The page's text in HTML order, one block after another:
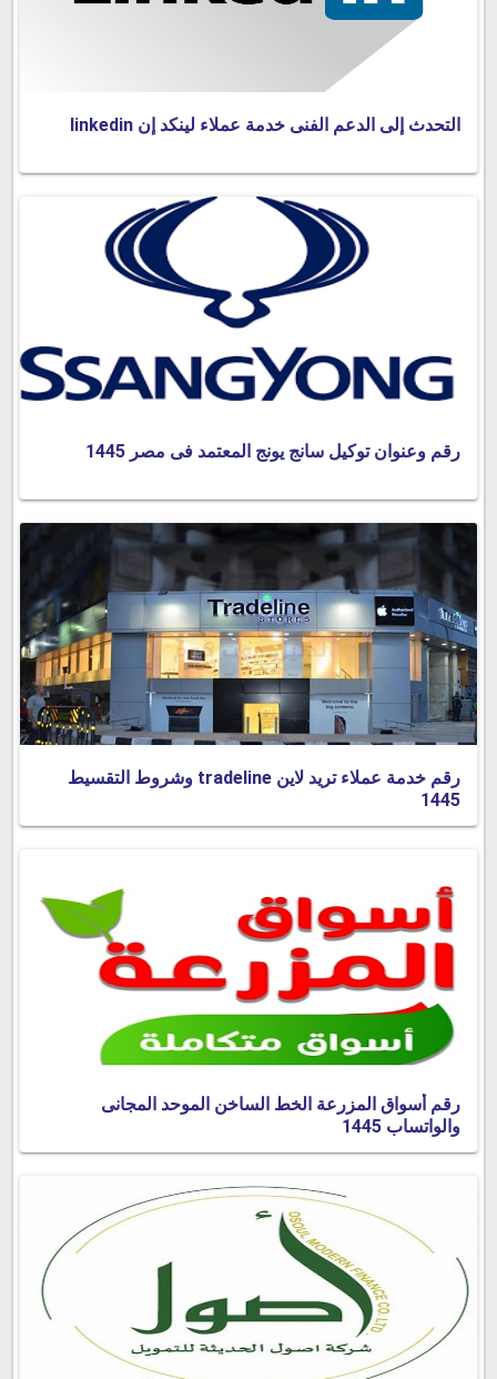
التحدث إلى الدعم الفنى خدمة عملاء لينكد إن linkedin
رقم وعنوان توكيل سانج يونج المعتمد فى مصر 1445
رقم خدمة عملاء تريد لاين tradeline وشروط التقسيط
1445
رقم أسواق المزرعة الخط الساخن الموحد المجانى
والواتساب 1445